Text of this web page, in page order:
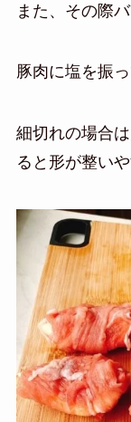
また、その際
豚肉に塩を振っ
細切れの場合
ると形が整いや